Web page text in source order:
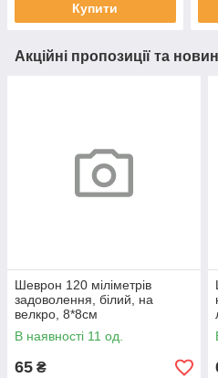
Купити
Акційні пропозиції та
Шеврон 120 міліметрів
задоволення, білий, на
велкро, 8*8см
В наявності 11 од.
65 ₴